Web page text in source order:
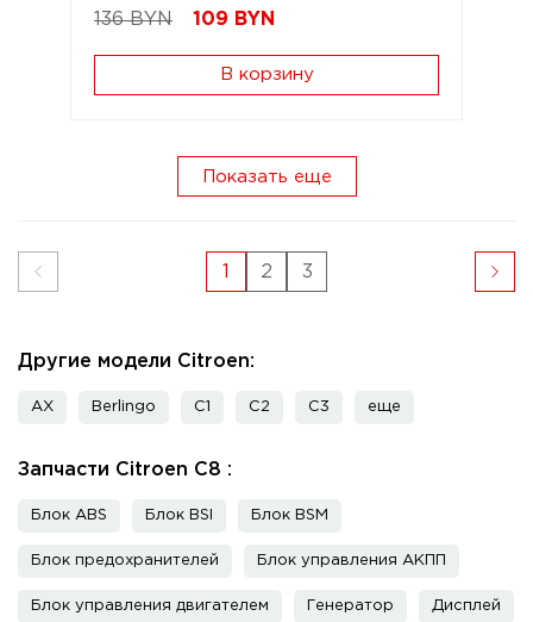
136 BYN 109 BYN
В корзину
Показать еще
1 2 3
Другие модели Citroen:
AX Berlingo C1 C2 C3 еще
Запчасти Citroen C8 :
Блок ABS Блок BSI Блок BSM
Блок предохранителей Блок управления АКПП
Блок управления двигателем Генератор Дисплей